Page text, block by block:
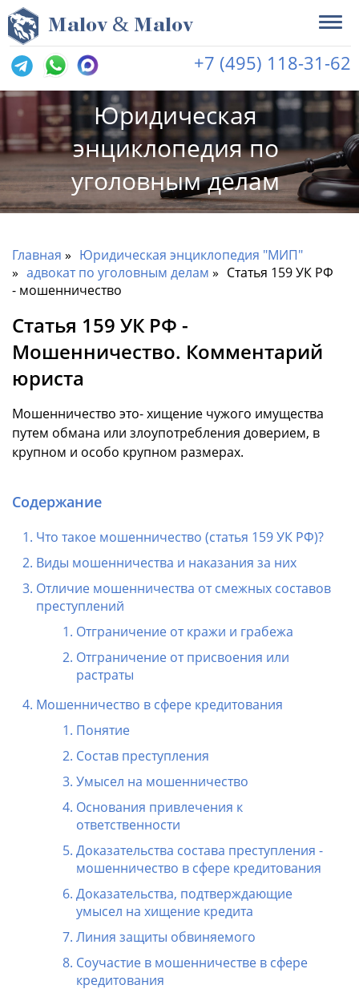
Malov & Malov
+7 (495) 118-31-62
Юридическая
энциклопедия по
уголовным делам
Главная
Юридическая энциклопедия "МИП"
адвокат по уголовным делам
Статья 159 УК РФ
- мошенничество
Статья 159 УК РФ -
Мошенничество. Комментарий
юриста
Мошенничество это- хищение чужого имущества
путем обмана или злоупотребления доверием, в
крупном и особо крупном размерах.
Содержание
Что такое мошенничество (статья 159 УК РФ)?
Виды мошенничества и наказания за них
Отличие мошенничества от смежных составов
преступлений
Отграничение от кражи и грабежа
Отграничение от присвоения или
растраты
Мошенничество в сфере кредитования
Понятие
Состав преступления
Умысел на мошенничество
Основания привлечения к
ответственности
Доказательства состава преступления -
мошенничество в сфере кредитования
Доказательства, подтверждающие
умысел на хищение кредита
Линия защиты обвиняемого
Соучастие в мошенничестве в сфере
кредитования